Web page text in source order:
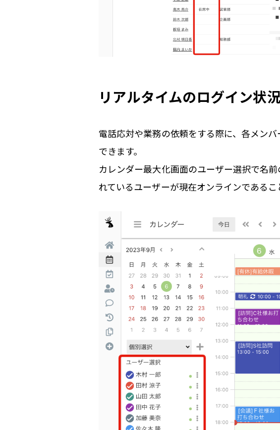
リアルタイムのログイン状
電話応対や業務の依頼をする際に、各メン
できます。
カレンダー最大化画面のユーザー選択で名
れているユーザーが現在オンラインであるこ